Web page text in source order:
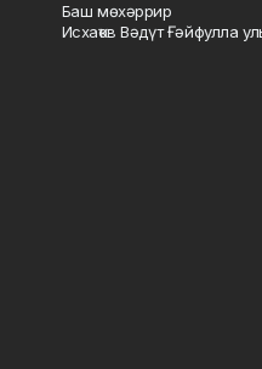
Баш мөхәррир
Исхаҡов Вәдүт Ғәйфулла